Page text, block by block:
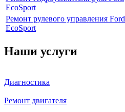
EcoSport
Ремонт рулевого управления Ford
EcoSport
Наши услуги
Диагностика
Ремонт двигателя